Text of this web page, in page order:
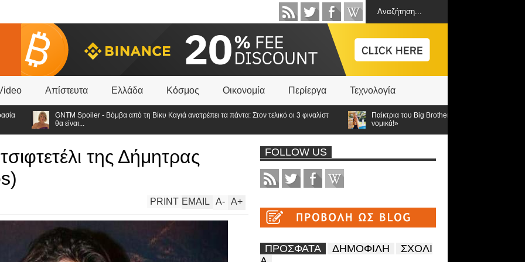
Απίστευτα Ελλάδα Κόσμος Οικονομία Περίεργα Τεχνολογία
GNTM Spoiler - Βόμβα από τη Βίκυ Καγιά ανατρέπει τα πάντα: Στον τελικό οι 3 φιναλίστ
θα είναι...
Παίκτρια του Big Brother «Με κορόιδεψαν! Θα κινηθώ
νομικά!»
της Δήμητρας
A+
A-
EMAIL
PRINT
FOLLOW US
ΠΡΟΣΦΑΤΑ ΔΗΜΟΦΙΛΗ
ΣΧΟΛΙ